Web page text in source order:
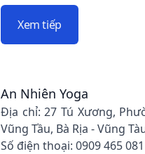
Xem tiếp
An Nhiên Yoga
Địa chỉ: 27 Tú Xương,
Vũng Tầu, Bà Rịa - Vũng
Số điện thoại: 0909 465 081